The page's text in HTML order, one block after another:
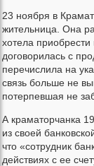
23 ноября в
жительница. Она
хотела
договорилась с
перечислила на
связь больше не
потерпевшая не
А краматорчанка
из своей
что «сотрудник
действиях с ее